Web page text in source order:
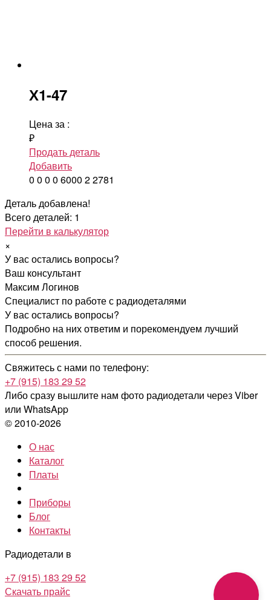
Х1-47
Цена за :
₽
Продать деталь
Добавить
0 0 0 0 6000 22781
Деталь добавлена!
Всего деталей: 1
Перейти в калькулятор
×
У вас остались вопросы?
Ваш консультант
Максим Логинов
Специалист по работе с радиодеталями
У вас остались вопросы?
Подробно на них ответим и порекомендуем лучший
способ решения.
Свяжитесь с нами по телефону:
+7 (915) 183 29 52
Либо сразу вышлите нам фото радиодетали через Viber
или WhatsApp
© 2010-2026
О нас
Каталог
Платы
Приборы
Блог
Контакты
Радиодетали в
+7 (915) 183 29 52
Скачать прайс